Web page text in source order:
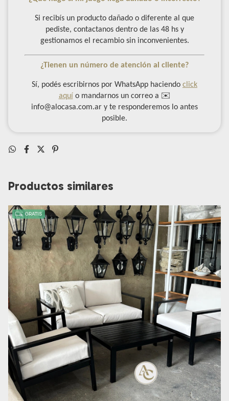
Si recibís un producto dañado o diferente al que
pediste, contactanos dentro de las 48 hs y
gestionamos el recambio sin inconvenientes.
¿Tienen un número de atención al cliente?
Sí, podés escribirnos por WhatsApp haciendo click
aquí o mandarnos un correo a ✉️
info@alocasa.com.ar y te responderemos lo antes
posible.
Productos similares
GRATIS